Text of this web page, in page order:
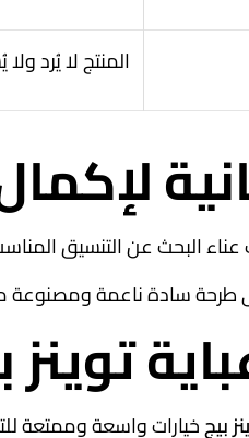
المنتج لا يُرد
البحث عن التنسيق
سادة ناعمة ومصنوعة من
توينز
بيجخيارات واسعة وممتعة